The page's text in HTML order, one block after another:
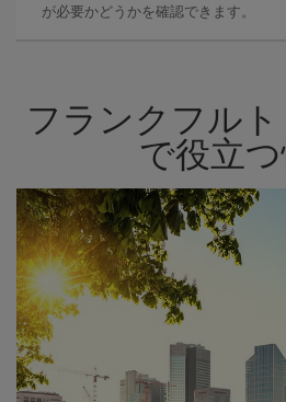
が必要かどうかを確認できます。
フランクフル
で役立